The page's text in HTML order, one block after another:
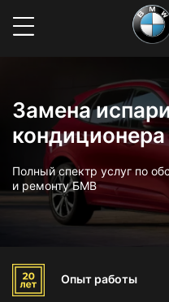
Замена
Полный спектр услуг по
и ремонту БМВ
Опыт работы